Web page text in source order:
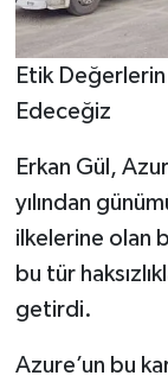
Etik
Edeceğiz
Erkan Gül,
yılından
ilkelerine olan
bu tür
getirdi.
Azure’un bu